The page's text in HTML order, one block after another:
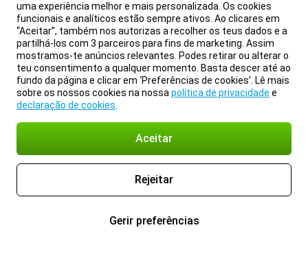
uma experiência melhor e mais personalizada. Os cookies
funcionais e analíticos estão sempre ativos. Ao clicares em
“Aceitar”, também nos autorizas a recolher os teus dados e a
partilhá-los com 3 parceiros para fins de marketing. Assim
mostramos-te anúncios relevantes. Podes retirar ou alterar o
teu consentimento a qualquer momento. Basta descer até ao
fundo da página e clicar em ‘Preferências de cookies’. Lê mais
sobre os nossos cookies na nossa política de privacidade e
declaração de cookies
Aceitar
Rejeitar
Gerir preferências